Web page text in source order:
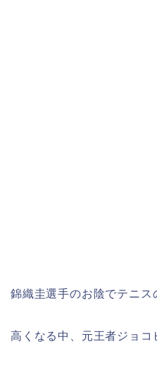
錦織圭選手のお陰でテニス
高くなる中、元王者ジョコ